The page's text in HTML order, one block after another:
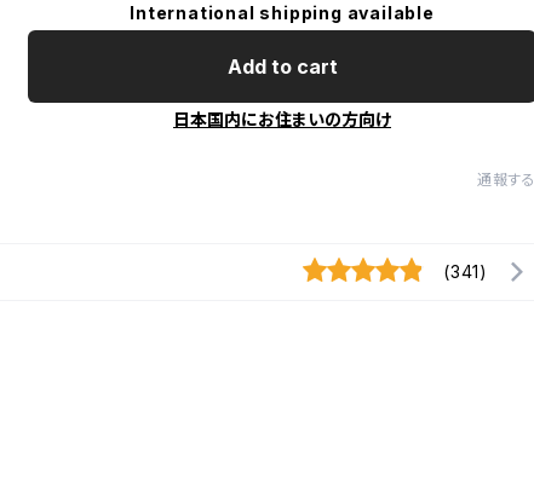
International shipping available
Add to cart
日本国内にお住まいの方向け
通報する
(341)